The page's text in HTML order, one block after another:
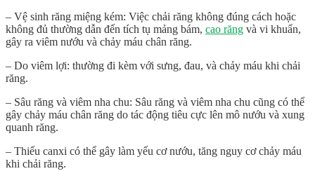
– Vệ sinh răng miệng kém: Việc chải răng không đúng cách hoặc
không đủ thường dẫn đến tích tụ mảng bám, cao răng và vi khuẩn,
gây ra viêm nướu và chảy máu chân răng.
– Do viêm lợi: thường đi kèm với sưng, đau, và chảy máu khi chải
răng.
– Sâu răng và viêm nha chu: Sâu răng và viêm nha chu cũng có thể
gây chảy máu chân răng do tác động tiêu cực lên mô nướu và xung
quanh răng.
– Thiếu canxi có thể gây làm yếu cơ nướu, tăng nguy cơ chảy máu
khi chải răng.